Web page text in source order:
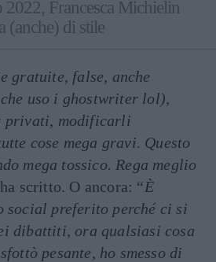
2022, Francesca Michielin
(anche) di stile
gratuite, false, anche
uso i ghostwriter lol),
privati, modificarli
cose mega gravi. Questo
mega tossico. Rega meglio
scritto. O ancora: “È
social preferito perché ci si
dibattiti, ora qualsiasi cosa
pesante, ho smesso di